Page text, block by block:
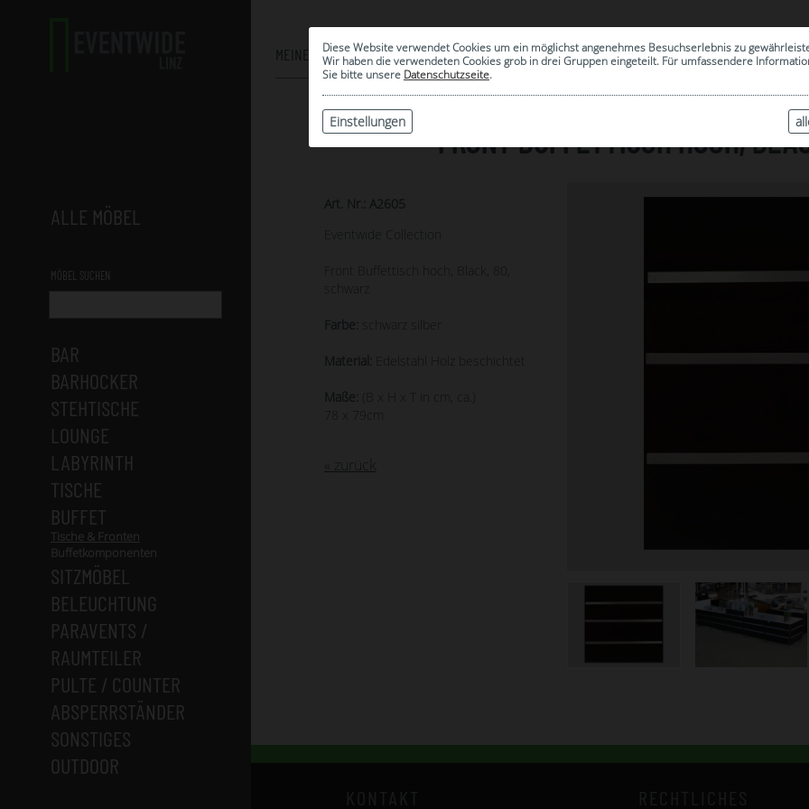
Diese Website verwendet Cookies um ein möglichst angenehmes Besuchserlebnis zu
Wir haben die verwendeten Cookies grob in drei Gruppen eingeteilt. Für umfassendere
Sie bitte unsere Datenschutzseite.
Einstellungen
ALLE MÖBEL
MÖBEL SUCHEN
BAR
BARHOCKER
STEHTISCHE
LOUNGE
LABYRINTH
TISCHE
BUFFET
Tische & Fronten
Buffetkomponenten
SITZMÖBEL
BELEUCHTUNG
PARAVENTS /
RAUMTEILER
PULTE / COUNTER
ABSPERRSTÄNDER
SONSTIGES
OUTDOOR
MEINE AUSWAHL
0
| ARCHIV
FRONT BUFFETTISCH HOCH,
Art. Nr.: A2605
Eventwide Collection
Front Buffettisch hoch, Black, 80,
schwarz
Farbe: schwarz silber
Material: Edelstahl Holz beschichtet
Maße:
(B x H x T in cm, ca.)
« zurück